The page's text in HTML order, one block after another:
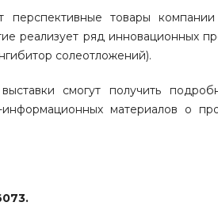
товары
реализует ряд инновационных
солеотложений).
смогут получить
материалов о